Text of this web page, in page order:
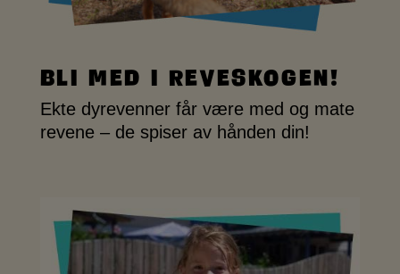
Bli med i reveskogen!
Ekte dyrevenner får være med og mate
revene – de spiser av hånden din!